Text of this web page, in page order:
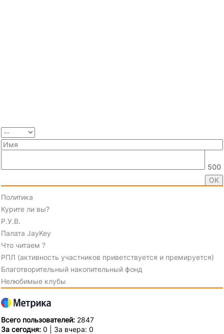
500
Политика
Курите ли вы?
Р.У.В.
Палата JayKey
Что читаем ?
РПЛ (активность участников приветствуется и премируется)
Благотворительный накопительный фонд
Нелюбимые клубы
Всего пользователей: 2847
За сегодня: 0 | За вчера: 0